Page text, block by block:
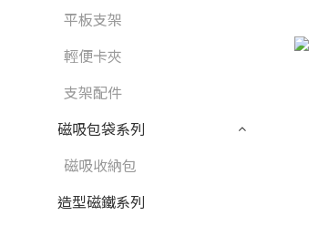
平板支架
輕便卡夾
支架配件
磁吸包袋系列
磁吸收納包
造型磁鐵系列